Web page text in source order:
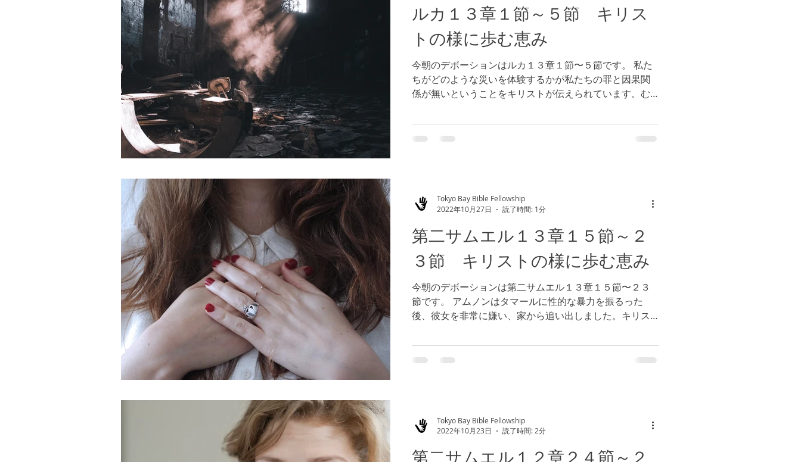
ルカ１３章１節～５節 キリス
トの様に歩む恵み
今朝のデボーションはルカ１３章１節〜５節です。 私た
ちがどのような災いを体験するかが私たちの罪と因果関
係が無いということをキリストが伝えられています。む
続けることにあてるべきである、と語られています。...
第二サムエル１３章１５節～２
３節 キリストの様に歩む恵み
今朝のデボーションは第二サムエル１３章１５節〜２３
節です。 アムノンはタマールに性的な暴力を振るった
後、彼女を非常に嫌い、家から追い出しました。キリス
しました。（参照 マタイ９章２５節）...
Tokyo Bay Bible Fellowship
2022年10月27日
読了時間: 1分
第二サムエル１２章２４節～２
Tokyo Bay Bible Fellowship
2022年10月23日
読了時間: 2分